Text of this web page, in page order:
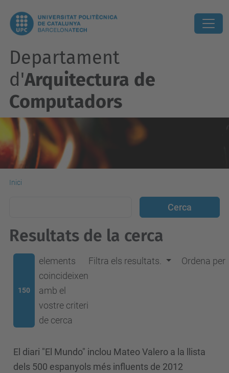
Departament
d'Arquitectura de
Computadors
Inici
Resultats de la cerca
150
elements
coincideixen
amb el
vostre criteri
de cerca
Filtra els resultats. Ordena per
El diari "El Mundo" inclou Mateo Valero a la llista
dels 500 espanyols més influents de 2012